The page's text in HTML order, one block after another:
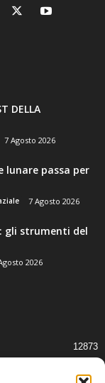
DELLA
7 Agosto 2026
lunare passa per
7 Agosto 2026
gli strumenti del
2026
12873